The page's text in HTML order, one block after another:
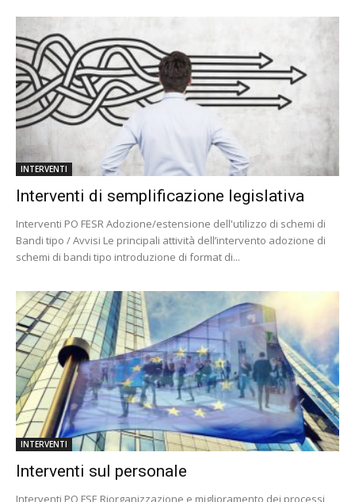
INTERVENTI
Interventi di semplificazione legislativa
Interventi PO FESR Adozione/estensione dell'utilizzo di schemi di
Bandi tipo / Avvisi Le principali attività dell’intervento adozione di
schemi di bandi tipo introduzione di format di...
INTERVENTI
Interventi sul personale
Interventi PO FSE Riorganizzazione e miglioramento dei processi